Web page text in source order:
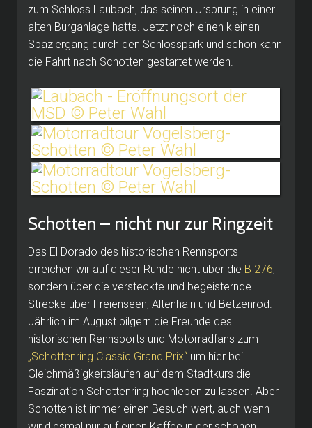
zum Schloss Laubach, das seinen Ursprung in einer
alten Burganlage hatte. Jetzt noch einen kleinen
Spaziergang durch den Schlosspark und schon kann
die Fahrt nach Schotten gestartet werden.
Schotten – nicht nur zur Ringzeit
Das El Dorado des historischen Rennsports
erreichen wir auf dieser Runde nicht über die B 276,
sondern über die versteckte und begeisternde
Strecke über Freienseen, Altenhain und Betzenrod.
Jährlich im August pilgern die Freunde des
historischen Rennsports und Motorradfans zum
„Schottenring Classic Grand Prix“ um hier bei
Gleichmäßigkeitsläufen auf dem Stadtkurs die
Faszination Schottenring hochleben zu lassen. Aber
Schotten ist immer einen Besuch wert, auch wenn